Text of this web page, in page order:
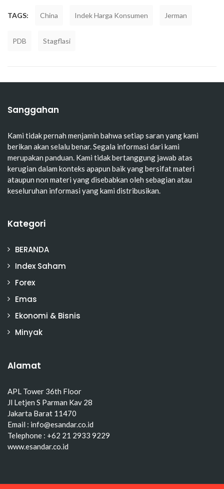
TAGS: China Indek Harga Konsumen Jerman
PDB Stagflasi
Sanggahan
Kami tidak pernah menjamin bahwa setiap saran yang kami
berikan akan selalu benar. Segala informasi dari kami
merupakan panduan. Kami tidak bertanggung jawab atas
kerugian dalam konteks apapun baik yang bersifat materi
ataupun non materi yang disebabkan oleh sebagian atau
keseluruhan informasi yang kami distribusikan.
Kategori
BERANDA
Index Saham
Forex
Emas
Ekonomi & Bisnis
Minyak
Alamat
APL Tower 36th Floor
Jl Letjen S Parman Kav 28
Jakarta Barat 11470
Email : info@esandar.co.id
Telephone : +62 21 2933 9229
www.esandar.co.id